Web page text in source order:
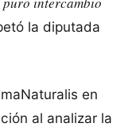
la diputada
en
al analizar la